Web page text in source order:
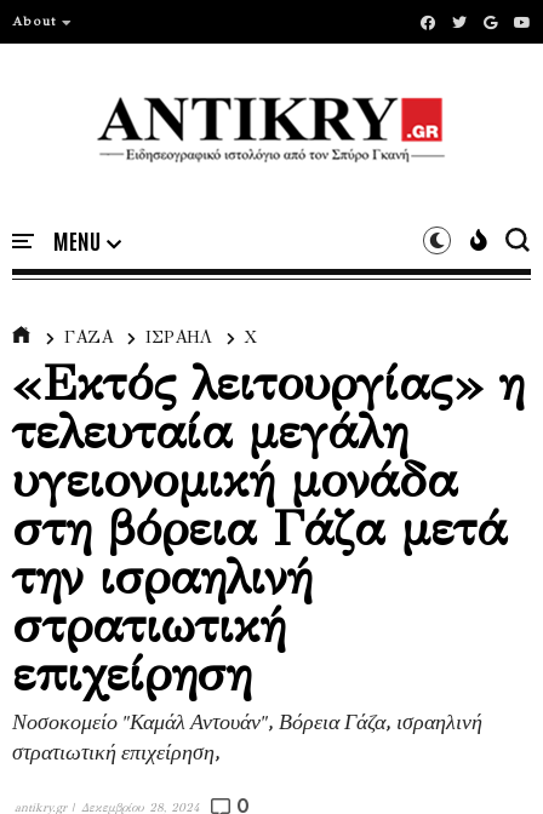
About
ΓΑΖΑ ΙΣΡΑΗΛ Χ
«Εκτός λειτουργίας» η
τελευταία μεγάλη
υγειονομική μονάδα
στη βόρεια Γάζα μετά
την ισραηλινή
στρατιωτική
επιχείρηση
Νοσοκομείο "Καμάλ Αντουάν", Βόρεια Γάζα, ισραηλινή
στρατιωτική επιχείρηση,
antikry.gr | Δεκεμβρίου 28, 2024 0